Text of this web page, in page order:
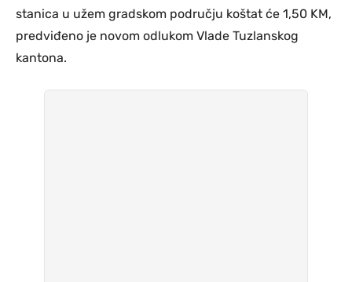
stanica u užem gradskom području koštat će 1,50 KM,
predviđeno je novom odlukom Vlade Tuzlanskog
kantona.